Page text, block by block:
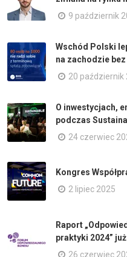
9 październik
Wschód Polski
na zachodzie
20 październik
O inwestycjach,
podczas
24 czerwiec
Kongres
2 lipiec 2025
Raport
praktyki 2024”
26 czerwiec